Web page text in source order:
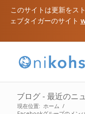
このサイトは更新をス
ェブタイガーのサイト
ブログ - 最近のニ
現在位置: ホーム /